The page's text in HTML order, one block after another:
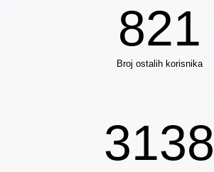
821
Broj ostalih korisnika
3138